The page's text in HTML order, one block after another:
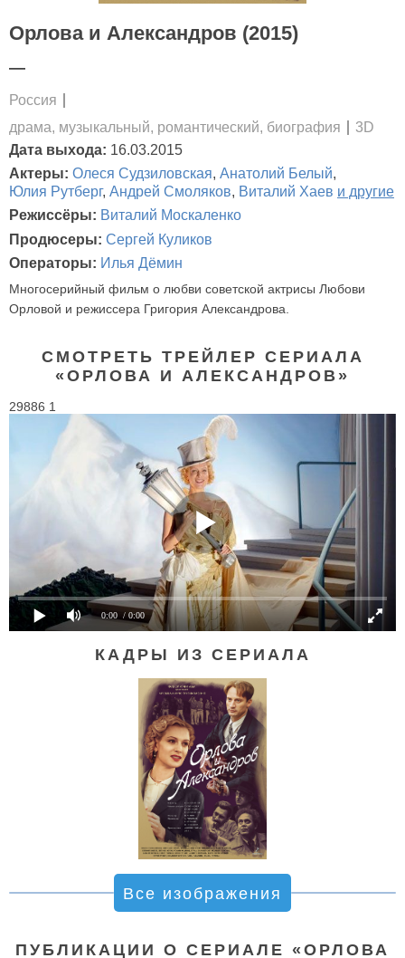
Орлова и Александров (2015)
—
Россия
драма, музыкальный, романтический, биография
3D
Дата выхода: 16.03.2015
Актеры: Олеся Судзиловская, Анатолий Белый,
Юлия Рутберг, Андрей Смоляков, Виталий Хаев и другие
Режиссёры: Виталий Москаленко
Продюсеры: Сергей Куликов
Операторы: Илья Дёмин
Многосерийный фильм о любви советской актрисы Любови
Орловой и режиссера Григория Александрова.
СМОТРЕТЬ ТРЕЙЛЕР СЕРИАЛА
«ОРЛОВА И АЛЕКСАНДРОВ»
29886 1
0:00 / 0:00
КАДРЫ ИЗ СЕРИАЛА
Все изображения
ПУБЛИКАЦИИ О СЕРИАЛЕ «ОРЛОВА